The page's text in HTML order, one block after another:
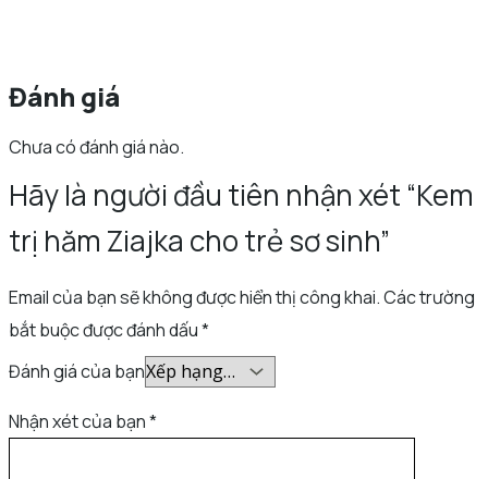
Đánh giá
Chưa có đánh giá nào.
Hãy là người đầu tiên nhận xét “Kem
trị hăm Ziajka cho trẻ sơ sinh”
Email của bạn sẽ không được hiển thị công khai.Các trường
bắt buộc được đánh dấu*
Đánh giá của bạn
Nhận xét của bạn*